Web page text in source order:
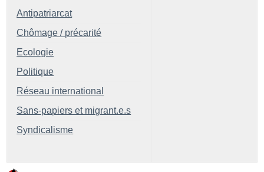
Antipatriarcat
Chômage / précarité
Ecologie
Politique
Réseau international
Sans-papiers et migrant.e.s
Syndicalisme